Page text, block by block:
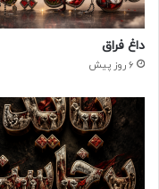
داغ فراق
6 روز پیش